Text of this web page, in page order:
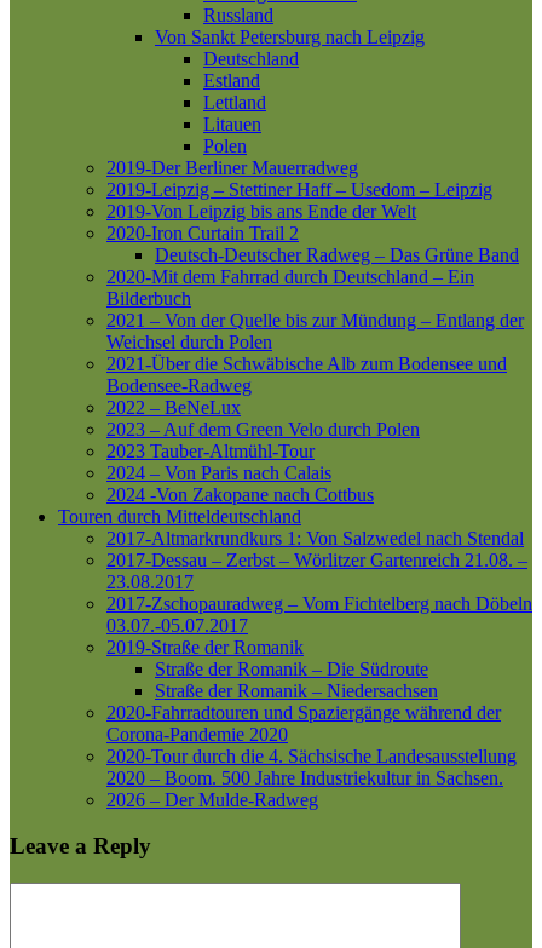
Russland
Von Sankt Petersburg nach Leipzig
Deutschland
Estland
Lettland
Litauen
Polen
2019-Der Berliner Mauerradweg
2019-Leipzig – Stettiner Haff – Usedom – Leipzig
2019-Von Leipzig bis ans Ende der Welt
2020-Iron Curtain Trail 2
Deutsch-Deutscher Radweg – Das Grüne Band
2020-Mit dem Fahrrad durch Deutschland – Ein
Bilderbuch
2021 – Von der Quelle bis zur Mündung – Entlang der
Weichsel durch Polen
2021-Über die Schwäbische Alb zum Bodensee und
Bodensee-Radweg
2022 – BeNeLux
2023 – Auf dem Green Velo durch Polen
2023 Tauber-Altmühl-Tour
2024 – Von Paris nach Calais
2024 -Von Zakopane nach Cottbus
Touren durch Mitteldeutschland
2017-Altmarkrundkurs 1: Von Salzwedel nach Stendal
2017-Dessau – Zerbst – Wörlitzer Gartenreich 21.08. –
23.08.2017
2017-Zschopauradweg – Vom Fichtelberg nach Döbeln
03.07.-05.07.2017
2019-Straße der Romanik
Straße der Romanik – Die Südroute
Straße der Romanik – Niedersachsen
2020-Fahrradtouren und Spaziergänge während der
Corona-Pandemie 2020
2020-Tour durch die 4. Sächsische Landesausstellung
2020 – Boom. 500 Jahre Industriekultur in Sachsen.
2026 – Der Mulde-Radweg
Leave a Reply